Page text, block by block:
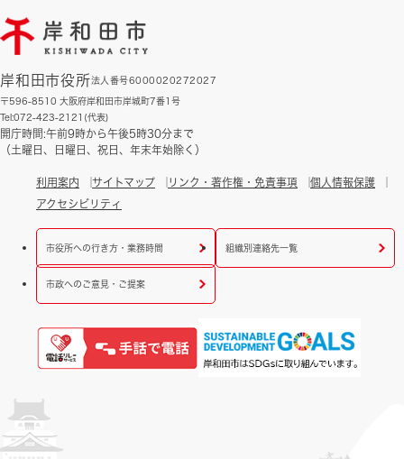
岸和田市役所法人番号6000020272027
〒596-8510 大阪府岸和田市岸城町7番1号
Tel:072-423-2121(代表)
開庁時間:午前9時から午後5時30分まで
（土曜日、日曜日、祝日、年末年始除く）
利用案内 サイトマップ リンク・著作権・免責事項
個人情報保護
アクセシビリティ
市役所への行き方・業務時間 組織別連絡先一覧
市政へのご意見・ご提案